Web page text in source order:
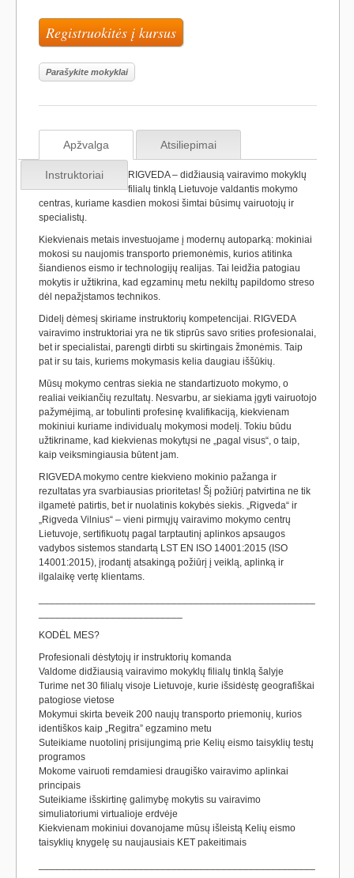
Registruokitės į kursus
Parašykite mokyklai
Apžvalga Atsiliepimai
Instruktoriai
RIGVEDA – didžiausią vairavimo mokyklų
filialų tinklą Lietuvoje valdantis mokymo
centras, kuriame kasdien mokosi šimtai būsimų vairuotojų ir
specialistų.
Kiekvienais metais investuojame į modernų autoparką: mokiniai
mokosi su naujomis transporto priemonėmis, kurios atitinka
šiandienos eismo ir technologijų realijas. Tai leidžia patogiau
mokytis ir užtikrina, kad egzaminų metu nekiltų papildomo streso
dėl nepažįstamos technikos.
Didelį dėmesį skiriame instruktorių kompetencijai. RIGVEDA
vairavimo instruktoriai yra ne tik stiprūs savo srities profesionalai,
bet ir specialistai, parengti dirbti su skirtingais žmonėmis. Taip
pat ir su tais, kuriems mokymasis kelia daugiau iššūkių.
Mūsų mokymo centras siekia ne standartizuoto mokymo, o
realiai veikiančių rezultatų. Nesvarbu, ar siekiama įgyti vairuotojo
pažymėjimą, ar tobulinti profesinę kvalifikaciją, kiekvienam
mokiniui kuriame individualų mokymosi modelį. Tokiu būdu
užtikriname, kad kiekvienas mokytųsi ne „pagal visus“, o taip,
kaip veiksmingiausia būtent jam.
RIGVEDA mokymo centre kiekvieno mokinio pažanga ir
rezultatas yra svarbiausias prioritetas! Šį požiūrį patvirtina ne tik
ilgametė patirtis, bet ir nuolatinis kokybės siekis. „Rigveda“ ir
„Rigveda Vilnius“ – vieni pirmųjų vairavimo mokymo centrų
Lietuvoje, sertifikuotų pagal tarptautinį aplinkos apsaugos
vadybos sistemos standartą LST EN ISO 14001:2015 (ISO
14001:2015), įrodantį atsakingą požiūrį į veiklą, aplinką ir
ilgalaikę vertę klientams.
KODĖL MES?
Profesionali dėstytojų ir instruktorių komanda
Valdome didžiausią vairavimo mokyklų filialų tinklą šalyje
Turime net 30 filialų visoje Lietuvoje, kurie išsidėstę geografiškai
patogiose vietose
Mokymui skirta beveik 200 naujų transporto priemonių, kurios
identiškos kaip „Regitra” egzamino metu
Suteikiame nuotolinį prisijungimą prie Kelių eismo taisyklių testų
programos
Mokome vairuoti remdamiesi draugiško vairavimo aplinkai
principais
Suteikiame išskirtinę galimybę mokytis su vairavimo
simuliatoriumi virtualioje erdvėje
Kiekvienam mokiniui dovanojame mūsų išleistą Kelių eismo
taisyklių knygelę su naujausiais KET pakeitimais